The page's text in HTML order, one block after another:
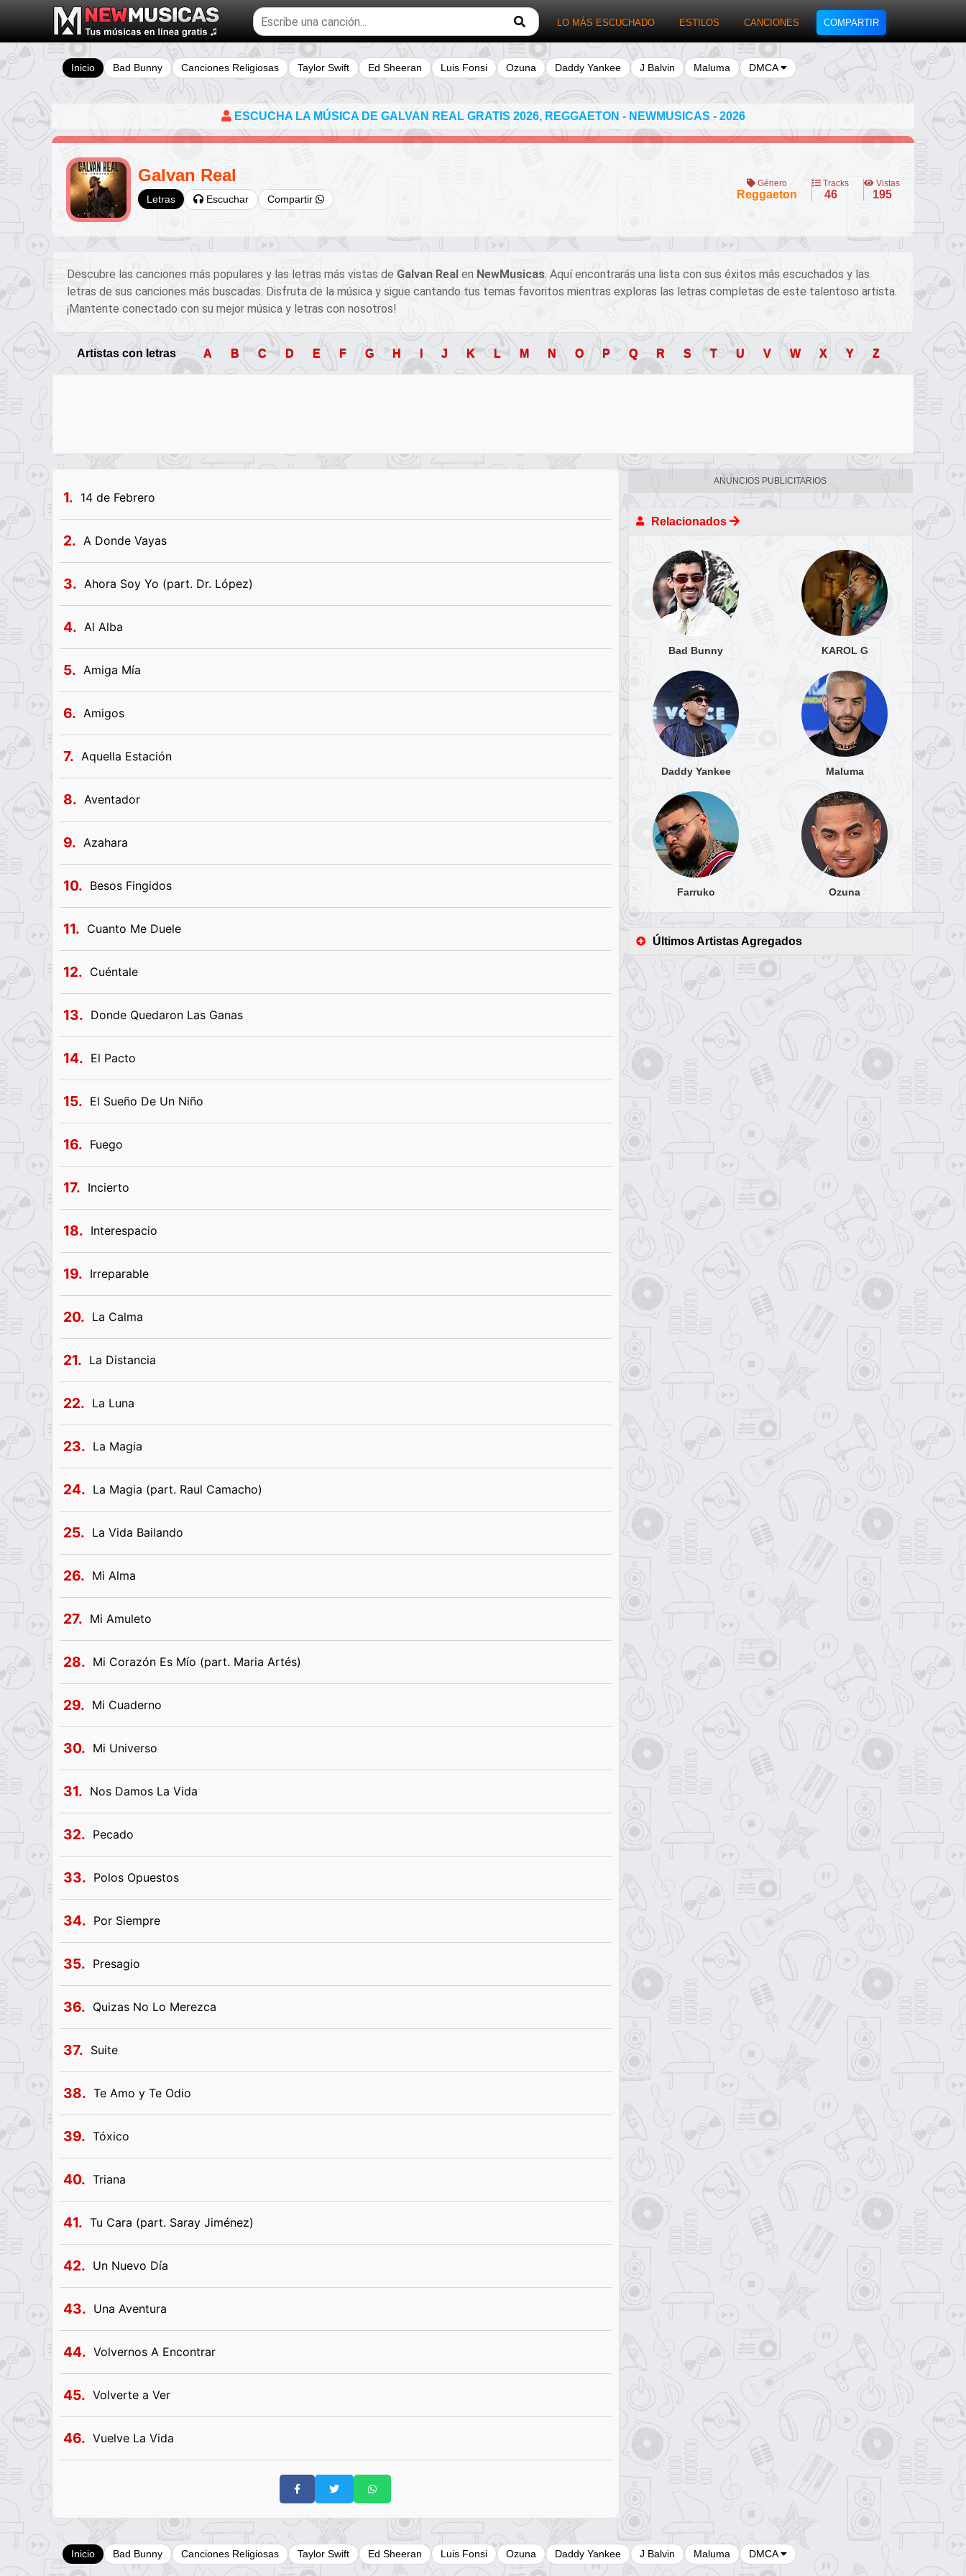
Buscar
temas
musicales
LO MÁS ESCUCHADO ESTILOS CANCIONES COMPARTIR
Inicio Bad Bunny Canciones Religiosas Taylor Swift Ed Sheeran Luis Fonsi Ozuna Daddy Yankee J Balvin Maluma DMCA
ESCUCHA LA MÚSICA DE GALVAN REAL GRATIS 2026, REGGAETON - NEWMUSICAS - 2026
Galvan Real
Letras Escuchar Compartir
Género
Reggaeton
Tracks
46
Vistas
195
Descubre las canciones más populares y las letras más vistas de Galvan Real en NewMusicas. Aquí encontrarás una lista con sus éxitos más escuchados y las
letras de sus canciones más buscadas. Disfruta de la música y sigue cantando tus temas favoritos mientras exploras las letras completas de este talentoso artista.
¡Mantente conectado con su mejor música y letras con nosotros!
Artistas con letras A B C D E F G H I J K L M N O P Q R S T U V W X Y Z
1. 14 de Febrero
2. A Donde Vayas
3. Ahora Soy Yo (part. Dr. López)
4. Al Alba
5. Amiga Mía
6. Amigos
7. Aquella Estación
8. Aventador
9. Azahara
10. Besos Fingidos
11. Cuanto Me Duele
12. Cuéntale
13. Donde Quedaron Las Ganas
14. El Pacto
15. El Sueño De Un Niño
16. Fuego
17. Incierto
18. Interespacio
19. Irreparable
20. La Calma
21. La Distancia
22. La Luna
23. La Magia
24. La Magia (part. Raul Camacho)
25. La Vida Bailando
26. Mi Alma
27. Mi Amuleto
28. Mi Corazón Es Mío (part. Maria Artés)
29. Mi Cuaderno
30. Mi Universo
31. Nos Damos La Vida
32. Pecado
33. Polos Opuestos
34. Por Siempre
35. Presagio
36. Quizas No Lo Merezca
37. Suite
38. Te Amo y Te Odio
39. Tóxico
40. Triana
41. Tu Cara (part. Saray Jiménez)
42. Un Nuevo Día
43. Una Aventura
44. Volvernos A Encontrar
45. Volverte a Ver
46. Vuelve La Vida
ANUNCIOS PUBLICITARIOS
Relacionados
Bad Bunny KAROL G
Daddy Yankee Maluma
Farruko Ozuna
Últimos Artistas Agregados
Inicio Bad Bunny Canciones Religiosas Taylor Swift Ed Sheeran Luis Fonsi Ozuna Daddy Yankee J Balvin Maluma DMCA